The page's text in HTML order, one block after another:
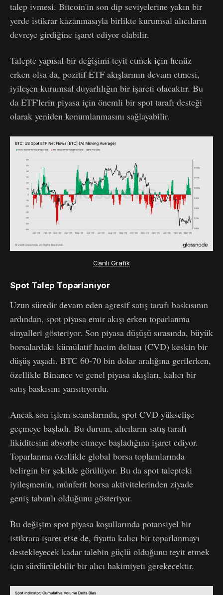
talep ivmesi. Bitcoin'in son dip seviyelerine yakın bir
yerde istikrar kazanmasıyla birlikte kurumsal alıcıların
devreye girdiğine işaret ediyor olabilir.
Talepte yapısal bir değişimi teyit etmek için henüz
erken olsa da, pozitif ETF akışlarının devam etmesi,
iyileşen kurumsal duyarlılığın bir işareti olacaktır. Bu
da ETF'lerin piyasa için önemli bir spot tarafı desteği
olarak yeniden konumlanmasını sağlayabilir.
Canlı Grafik
Spot Talep Toparlanıyor
Uzun süredir devam eden agresif satış tarafı baskısının
ardından, spot piyasa emir akışı erken toparlanma
sinyalleri gösteriyor. Son piyasa düşüşü sırasında, büyük
borsalardaki kümülatif hacim deltası (CVD) keskin bir
düşüş yaşadı. BTC 60-70 bin dolar aralığına gerilerken,
özellikle Binance ve genel piyasa akışları, kalıcı bir
satış baskısını yansıtıyordu.
Ancak son işlem seanslarında, spot CVD yükselişe
geçmeye başladı. Bu durum, alıcıların satış tarafı
likiditesini absorbe etmeye başladığına işaret ediyor.
Toparlanma özellikle global borsa toplamlarında
belirgin bir şekilde görülüyor. Bu da spot talepteki
iyileşmenin, münferit borsa aktivitelerinden ziyade
geniş tabanlı olduğunu gösteriyor.
Bu değişim spot piyasa koşullarında potansiyel bir
istikrara işaret etse de, fiyatta kalıcı bir toparlanmayı
destekleyecek kadar talebin güçlü olduğunu teyit etmek
için sürdürülebilir bir alıcı hakimiyeti gerekecektir.